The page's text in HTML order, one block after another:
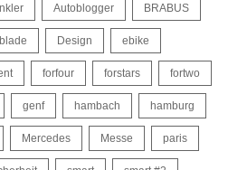
Autoblogger BRABUS
Design ebike
forfour forstars fortwo
genf hambach hamburg
Mercedes Messe paris